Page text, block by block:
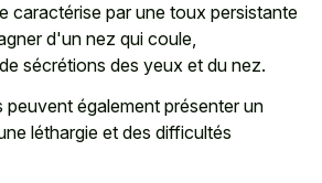
caractérise par une toux persistante
d'un nez qui coule,
sécrétions des yeux et du nez.
peuvent également présenter un
léthargie et des difficultés